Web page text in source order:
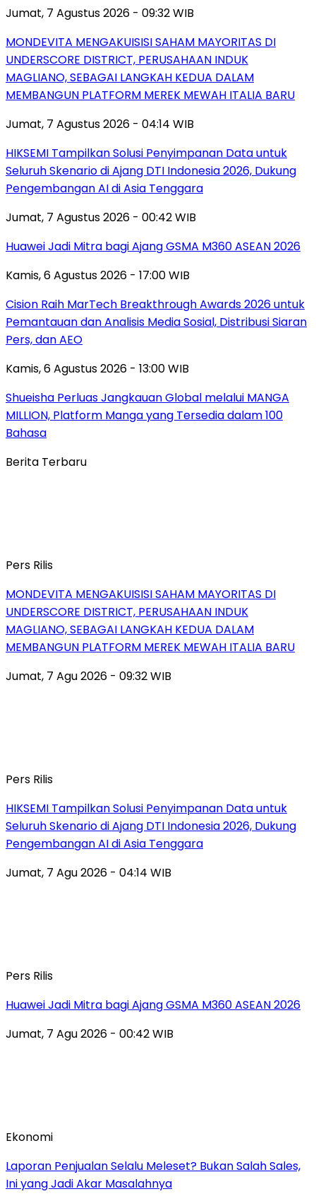
Jumat, 7 Agustus 2026 - 09:32 WIB
MONDEVITA MENGAKUISISI SAHAM MAYORITAS DI
UNDERSCORE DISTRICT, PERUSAHAAN INDUK
MAGLIANO, SEBAGAI LANGKAH KEDUA DALAM
MEMBANGUN PLATFORM MEREK MEWAH ITALIA BARU
Jumat, 7 Agustus 2026 - 04:14 WIB
HIKSEMI Tampilkan Solusi Penyimpanan Data untuk
Seluruh Skenario di Ajang DTI Indonesia 2026, Dukung
Pengembangan AI di Asia Tenggara
Jumat, 7 Agustus 2026 - 00:42 WIB
Huawei Jadi Mitra bagi Ajang GSMA M360 ASEAN 2026
Kamis, 6 Agustus 2026 - 17:00 WIB
Cision Raih MarTech Breakthrough Awards 2026 untuk
Pemantauan dan Analisis Media Sosial, Distribusi Siaran
Pers, dan AEO
Kamis, 6 Agustus 2026 - 13:00 WIB
Shueisha Perluas Jangkauan Global melalui MANGA
MILLION, Platform Manga yang Tersedia dalam 100
Bahasa
Berita Terbaru
Pers Rilis
MONDEVITA MENGAKUISISI SAHAM MAYORITAS DI
UNDERSCORE DISTRICT, PERUSAHAAN INDUK
MAGLIANO, SEBAGAI LANGKAH KEDUA DALAM
MEMBANGUN PLATFORM MEREK MEWAH ITALIA BARU
Jumat, 7 Agu 2026 - 09:32 WIB
Pers Rilis
HIKSEMI Tampilkan Solusi Penyimpanan Data untuk
Seluruh Skenario di Ajang DTI Indonesia 2026, Dukung
Pengembangan AI di Asia Tenggara
Jumat, 7 Agu 2026 - 04:14 WIB
Pers Rilis
Huawei Jadi Mitra bagi Ajang GSMA M360 ASEAN 2026
Jumat, 7 Agu 2026 - 00:42 WIB
Ekonomi
Laporan Penjualan Selalu Meleset? Bukan Salah Sales,
Ini yang Jadi Akar Masalahnya